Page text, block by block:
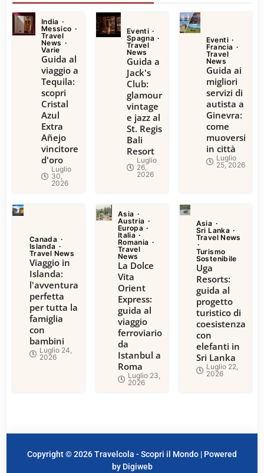
India
Messico
Travel
News
Varie
Guida al
viaggio a
Tequila:
scopri
Cristal
Azul
Extra
Añejo
vincitore
d'oro
Luglio
30,
2026
Eventi
Spagna
Travel
News
Guida a
Jack's
Club:
glamour
vintage
e jazz al
St. Regis
Bali
Resort
Luglio
26,
2026
Eventi
Francia
Travel
News
Guida ai
migliori
servizi di
autista a
Ginevra:
come
muoversi
in città
Luglio
25, 2026
Canada
Islanda
Travel News
Viaggio in
Islanda:
l'avventura
perfetta
per tutta la
famiglia
con
bambini
Luglio 24,
2026
Asia
Austria
Europa
Italia
Romania
Travel
News
La Dolce
Vita
Orient
Express:
guida al
viaggio
ferroviario
da
Istanbul a
Roma
Luglio 23,
2026
Asia
Sri Lanka
Travel News
Turismo
Sostenibile
Uga
Resorts:
guida al
progetto
turistico di
coesistenza
con
elefanti in
Sri Lanka
Luglio 22,
2026
Copyright © 2026 Travelcola - Scopri il Mondo | Powered
by Digiweb